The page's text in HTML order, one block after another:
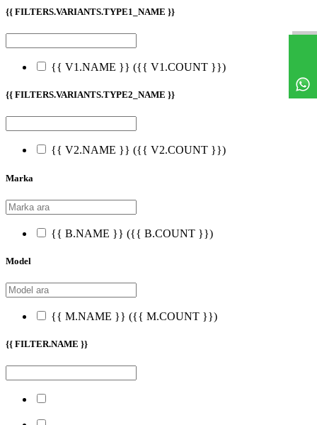
{{ FILTERS.VARIANTS.TYPE1_NAME }}
{{ V1.NAME }} ({{ V1.COUNT }})
{{ FILTERS.VARIANTS.TYPE2_NAME }}
{{ V2.NAME }} ({{ V2.COUNT }})
Marka
{{ B.NAME }} ({{ B.COUNT }})
Model
{{ M.NAME }} ({{ M.COUNT }})
{{ FILTER.NAME }}